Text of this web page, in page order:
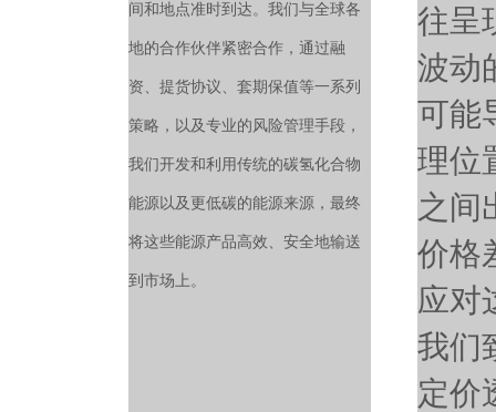
间和地点准时到达。我们与全球各
地的合作伙伴紧密合作，通过融
资、提货协议、套期保值等一系列
策略，以及专业的风险管理手段，
我们开发和利用传统的碳氢化合物
能源以及更低碳的能源来源，最终
将这些能源产品高效、安全地输送
到市场上。
往呈
波动
可能
理位
之间
价格
应对
我们
定价